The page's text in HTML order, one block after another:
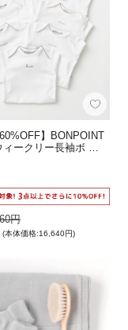
60%OFF】BONPOINT
ークリー長袖ボ …
円
(本体価格:16,640円)